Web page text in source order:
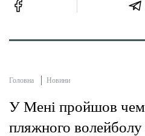
Головна Новини
У Мені пройшов
пляжного